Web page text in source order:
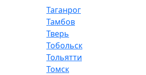
Таганрог
Тамбов
Тверь
Тобольск
Тольятти
Томск